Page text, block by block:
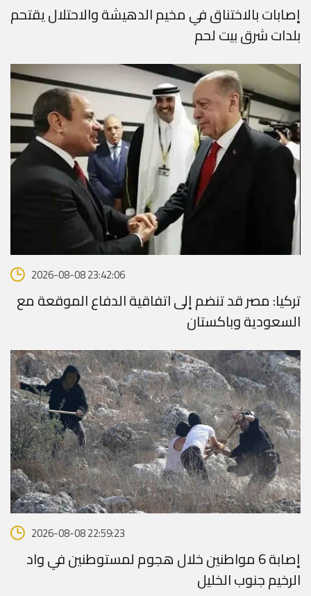
إصابات بالاختناق في مخيم الدهيشة والاحتلال يقتحم
بلدات شرق بيت لحم
2026-08-08 23:42:06
تركيا: مصر قد تنضم إلى اتفاقية الدفاع الموقعة مع
السعودية وباكستان
2026-08-08 22:59:23
إصابة 6 مواطنين خلال هجوم لمستوطنين في واد
الرخيم جنوب الخليل